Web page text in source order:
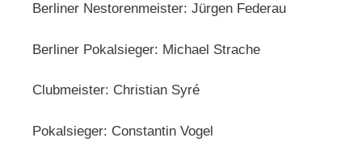
Berliner Nestorenmeister: Jürgen Federau
Berliner Pokalsieger: Michael Strache
Clubmeister: Christian Syré
Pokalsieger: Constantin Vogel